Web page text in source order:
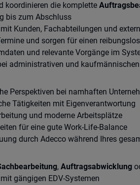
koordinieren die komplette
bis zum Abschluss
Kunden, Fachabteilungen und
und sorgen für einen
und relevante Vorgänge im
administrativen und
Perspektiven bei namhaften
Tätigkeiten mit Eigenverantwortung
und moderne Arbeitsplätze
für eine gute Work-Life-Balance
durch Adecco während Ihres
, Auftragsabwicklung
gängigen EDV-Systemen